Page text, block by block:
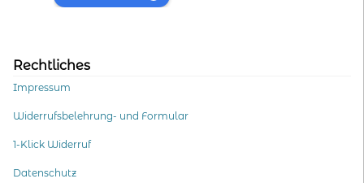
Rechtliches
Impressum
Widerrufsbelehrung- und Formular
1-Klick Widerruf
Datenschutz